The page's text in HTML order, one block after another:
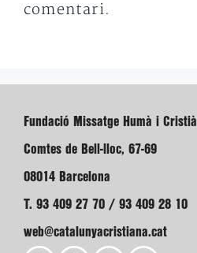
comentari.
Fundació Missatge Humà i Cristià
Comtes de Bell-lloc, 67-69
08014 Barcelona
T. 93 409 27 70 / 93 409 28 10
web@catalunyacristiana.cat